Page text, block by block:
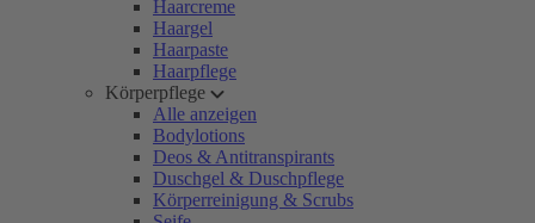
Haarcreme
Haargel
Haarpaste
Haarpflege
Körperpflege
Alle anzeigen
Bodylotions
Deos & Antitranspirants
Duschgel & Duschpflege
Körperreinigung & Scrubs